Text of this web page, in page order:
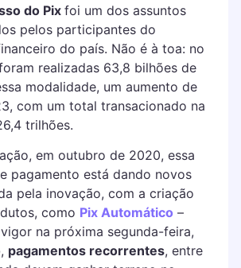
do Pixfoi um dos assuntos
pelos participantes do
do país. Não é à toa: no
realizadas 63,8 bilhões de
modalidade, um aumento de
com um total transacionado na
trilhões.
em outubro de 2020, essa
pagamento está dando novos
pela inovação, com a criação
como Pix Automático –
na próxima segunda-feira,
, pagamentos recorrentes, entre